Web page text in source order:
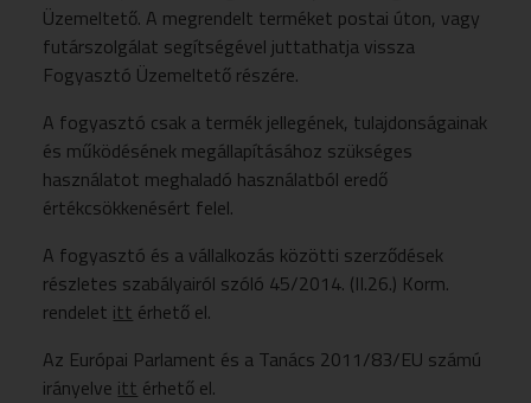
Üzemeltető. A megrendelt terméket postai úton, vagy
futárszolgálat segítségével juttathatja vissza
Fogyasztó Üzemeltető részére.
A fogyasztó csak a termék jellegének, tulajdonságainak
és működésének megállapításához szükséges
használatot meghaladó használatból eredő
értékcsökkenésért felel.
A fogyasztó és a vállalkozás közötti szerződések
részletes szabályairól szóló 45/2014. (II.26.) Korm.
rendelet itt érhető el.
Az Európai Parlament és a Tanács 2011/83/EU számú
irányelve itt érhető el.